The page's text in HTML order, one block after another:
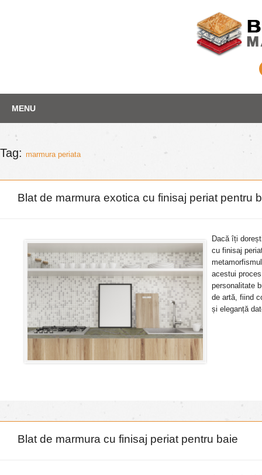
Depozit marmura
content
MENU
Tag: marmura periata
Blat de marmura exotica cu finisaj periat pentru
Dacă îți
cu finisaj
acestui
personalitate
de artă, fiind
și eleganță
Blat de marmura cu finisaj periat pentru baie